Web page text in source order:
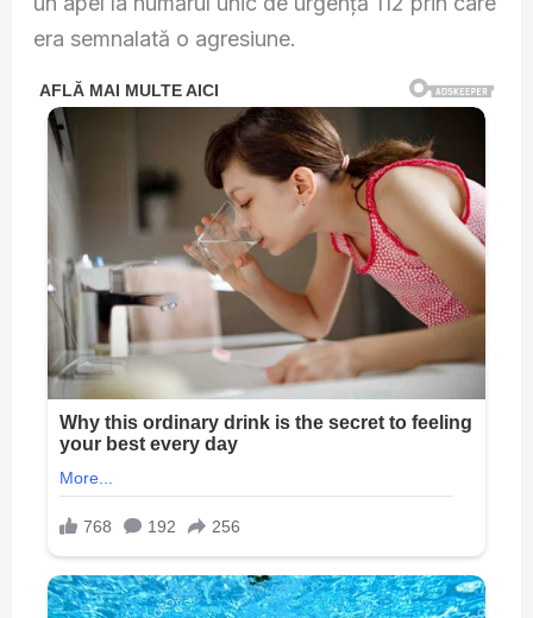
era semnalată o agresiune.